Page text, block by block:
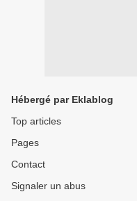
Hébergé par Eklablog
Top articles
Pages
Contact
Signaler un abus